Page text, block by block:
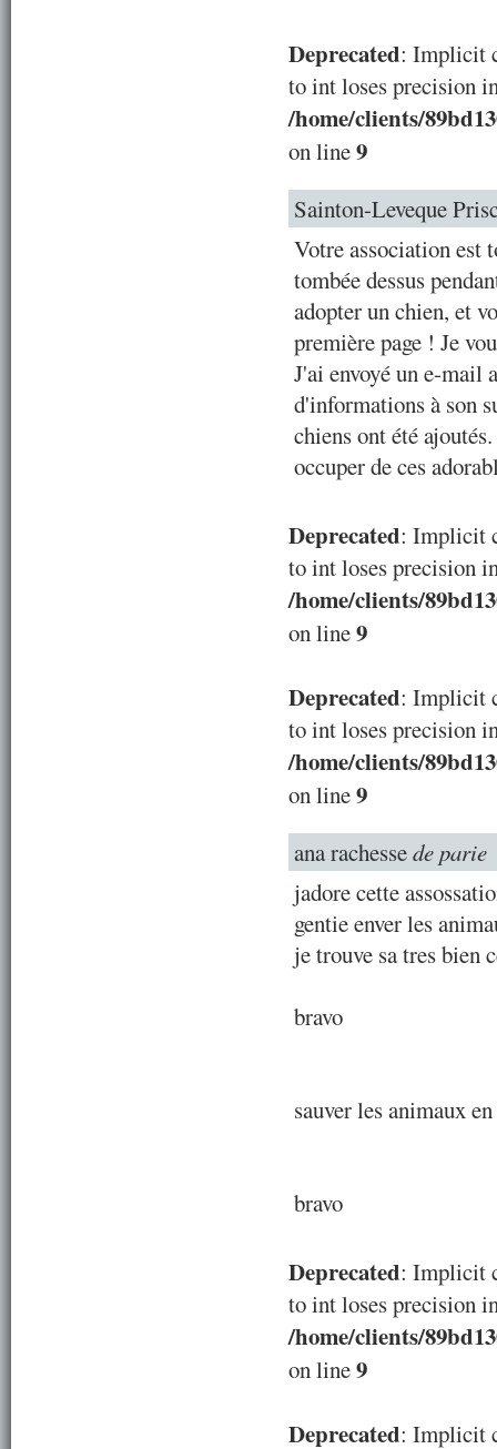
Deprecated: Implicit
to int loses precision
/home/clients/
on line9
Sainton-Leveque
Votre association est
tombée dessus
adopter un chien, et
première page ! Je
J'ai envoyé un e-mail
d'informations à son
chiens ont été
occuper de ces
Deprecated: Implicit
to int loses precision
/home/clients/
on line9
Deprecated: Implicit
to int loses precision
/home/clients/
on line9
ana rachessede parie
jadore cette
gentie enver les
je trouve sa tres bien
bravo
sauver les animaux
bravo
Deprecated: Implicit
to int loses precision
/home/clients/
on line9
Deprecated: Implicit